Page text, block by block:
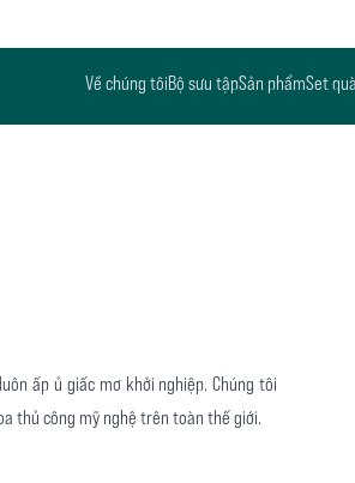
Về chúng tôiBộ sưu tậpSản phẩmSet
ấp ủ giấc mơ khởi nghiệp. Chúng tôi
thủ công mỹ nghệ trên toàn thế giới.